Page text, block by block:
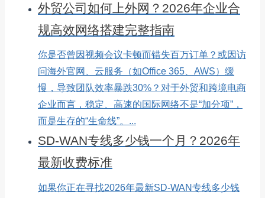
外贸公司如何上外网？2026年企业合
规高效网络搭建完整指南
你是否曾因视频会议卡顿而错失百万订单？或因访
问海外官网、云服务（如Office 365、AWS）缓
慢，导致团队效率暴跌30%？对于外贸和跨境电商
企业而言，稳定、高速的国际网络不是“加分项”，
而是生存的“生命线”。...
SD-WAN专线多少钱一个月？2026年
最新收费标准
如果你正在寻找2026年最新SD-WAN专线多少钱